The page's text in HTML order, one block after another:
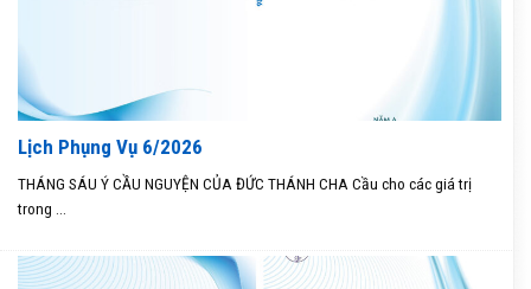
Lịch Phụng Vụ 6/2026
THÁNG SÁU Ý CẦU NGUYỆN CỦA ĐỨC THÁNH CHA Cầu cho các giá trị
trong ...